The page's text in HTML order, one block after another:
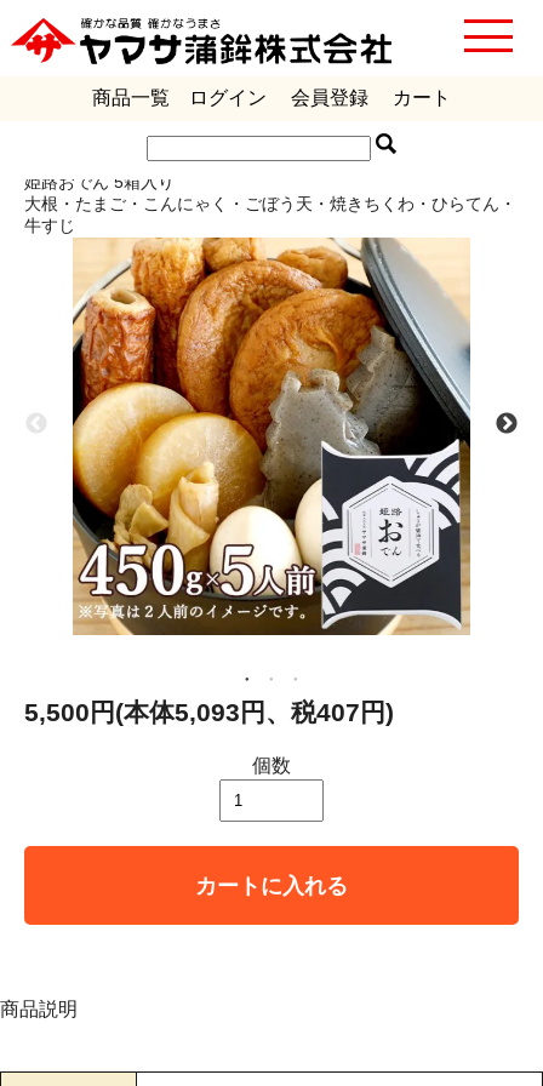
商品一覧 ログイン 会員登録 カート
ギフト包装、のし、手提げ袋、承ります。
姫路おでん 5箱入り
大根・たまご・こんにゃく・ごぼう天・焼きちくわ・ひらてん・
牛すじ
5,500円(本体5,093円、税407円)
個数
カートに入れる
商品説明